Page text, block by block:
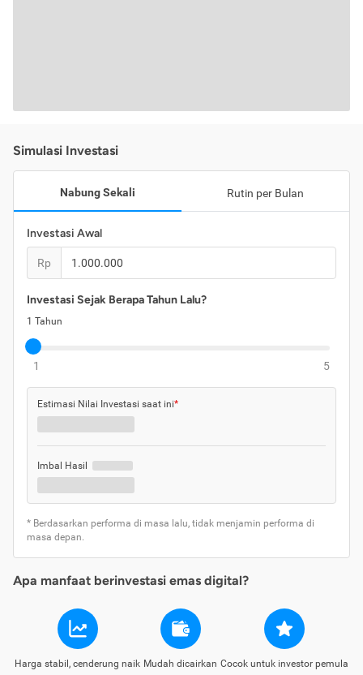
Simulasi Investasi
Nabung Sekali Rutin per Bulan
Investasi Awal
Rp
Investasi Sejak Berapa Tahun Lalu?
1 Tahun
1 5
Estimasi Nilai Investasi saat ini*
Imbal Hasil
* Berdasarkan performa di masa lalu, tidak menjamin performa di
masa depan.
Apa manfaat berinvestasi emas digital?
Harga stabil, cenderung naik Mudah dicairkan Cocok untuk investor pemula